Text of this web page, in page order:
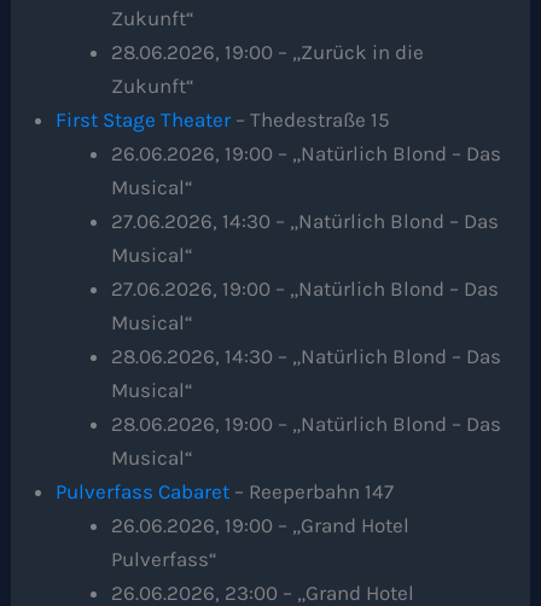
Zukunft“
28.06.2026, 19:00 – „Zurück in die
Zukunft“
First Stage Theater – Thedestraße 15
26.06.2026, 19:00 – „Natürlich Blond – Das
Musical“
27.06.2026, 14:30 – „Natürlich Blond – Das
Musical“
27.06.2026, 19:00 – „Natürlich Blond – Das
Musical“
28.06.2026, 14:30 – „Natürlich Blond – Das
Musical“
28.06.2026, 19:00 – „Natürlich Blond – Das
Musical“
Pulverfass Cabaret – Reeperbahn 147
26.06.2026, 19:00 – „Grand Hotel
Pulverfass“
26.06.2026, 23:00 – „Grand Hotel